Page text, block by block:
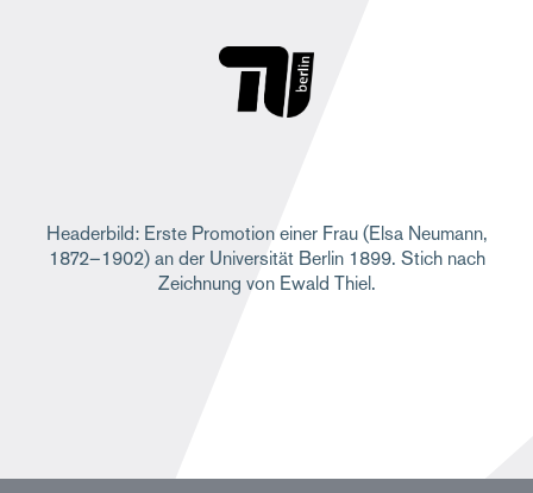
Headerbild: Erste Promotion einer Frau (Elsa Neumann,
1872–1902) an der Universität Berlin 1899. Stich nach
Zeichnung von Ewald Thiel.